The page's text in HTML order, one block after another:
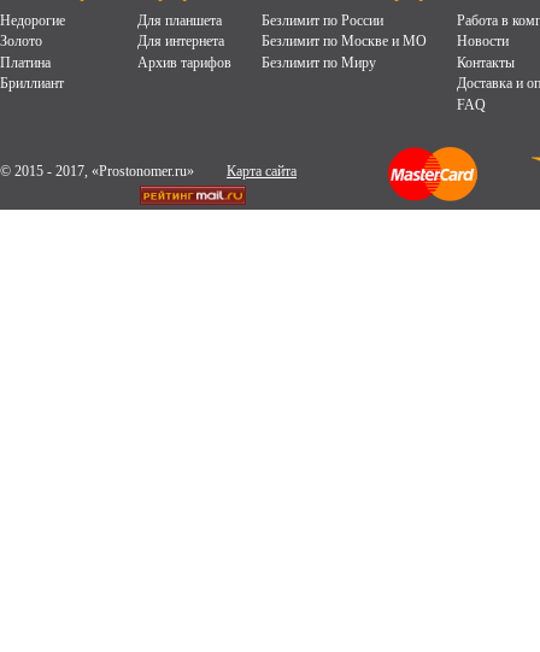
Недорогие
Золото
Платина
Бриллиант
Для планшета
Для интернета
Архив тарифов
Безлимит по России
Безлимит по Москве и МО
Безлимит по Миру
Работа в
Новости
Контакты
Доставка и
FAQ
© 2015 - 2017, «Prostonomer.ru» Карта сайта